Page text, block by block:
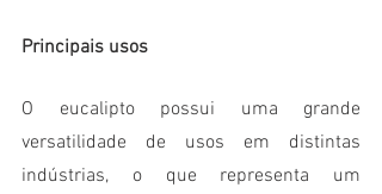
Principais usos
O eucalipto possui uma grande
versatilidade de usos em distintas
indústrias, o que representa um